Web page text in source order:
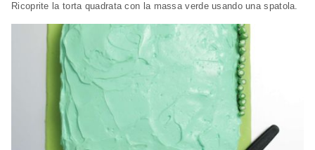
Ricoprite la torta quadrata con la massa verde usando una spatola.